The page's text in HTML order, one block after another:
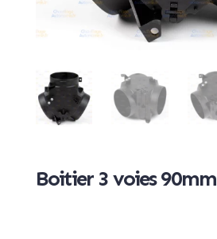
Boitier 3 voies 90mm